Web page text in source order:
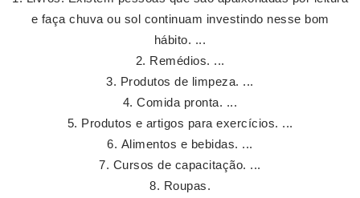
e faça chuva ou sol continuam investindo nesse bom
hábito. ...
Remédios. ...
Produtos de limpeza. ...
Comida pronta. ...
Produtos e artigos para exercícios. ...
Alimentos e bebidas. ...
Cursos de capacitação. ...
Roupas.